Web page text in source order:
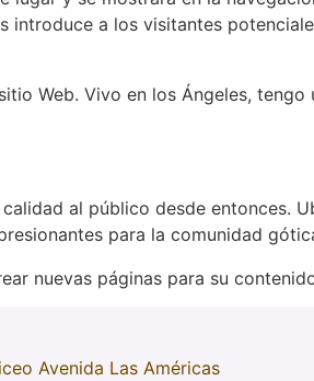
introduce a los visitantes
Web. Vivo en los Ángeles, tengo
al público desde entonces.
para la comunidad
nuevas páginas para su
Avenida Las Américas